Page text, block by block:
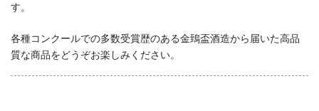
す。
各種コンクールでの多数受賞歴のある金鵄盃酒造から届いた高品
質な商品をどうぞお楽しみください。